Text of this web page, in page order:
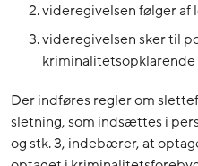
videregivelsen følger af
videregivelsen sker til
kriminalitetsopklarende
Der indføres regler om
sletning, som indsættes i
og stk. 3, indebærer, at